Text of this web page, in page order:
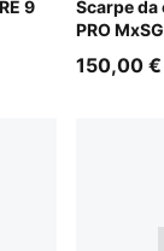
9White-Ultra
Scarpe da
PRO
Sugared
150,00 €